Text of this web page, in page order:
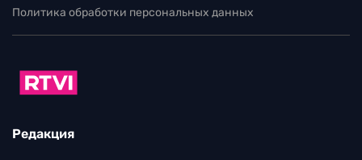
Политика обработки персональных данных
Редакция